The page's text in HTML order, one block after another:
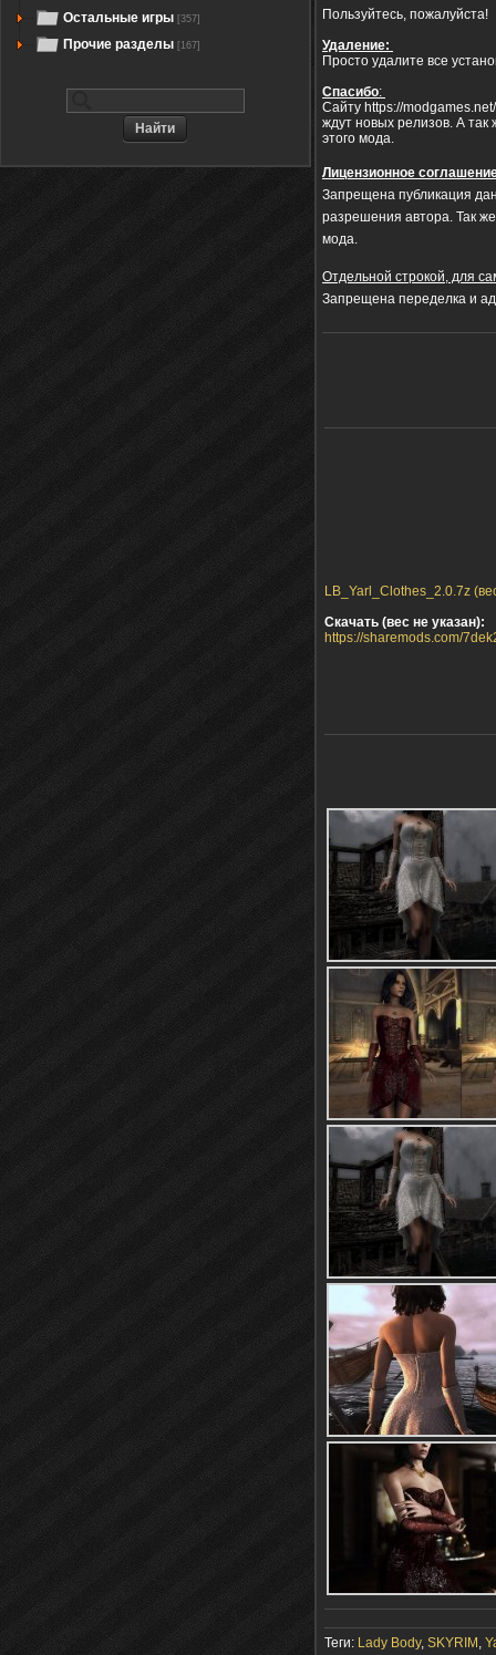
Остальные игры [357]
Прочие разделы [167]
Пользуйтесь, пожалуйста!
Удаление:
Просто удалите все
Спасибо:
Сайту https://
ждут новых релизов. А
этого мода.
Лицензионное
Запрещена публикация
разрешения автора. Так
мода.
Отдельной строкой, для
Запрещена переделка и
LB_Yarl_Clothes_2.0.7z
Скачать (вес не указан):
https://sharemods.com/
Теги: Lady Body, SKYRIM ,